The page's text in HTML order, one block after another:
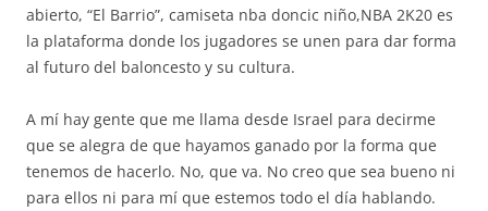
abierto, “El Barrio”, camiseta nba doncic niño,NBA 2K20 es
la plataforma donde los jugadores se unen para dar forma
al futuro del baloncesto y su cultura.
A mí hay gente que me llama desde Israel para decirme
que se alegra de que hayamos ganado por la forma que
tenemos de hacerlo. No, que va. No creo que sea bueno ni
para ellos ni para mí que estemos todo el día hablando.